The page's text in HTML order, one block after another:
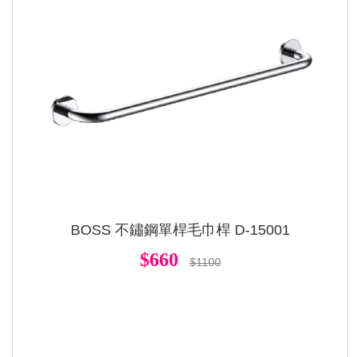
BOSS 不鏽鋼單桿毛巾桿 D-15001
$660 $1100